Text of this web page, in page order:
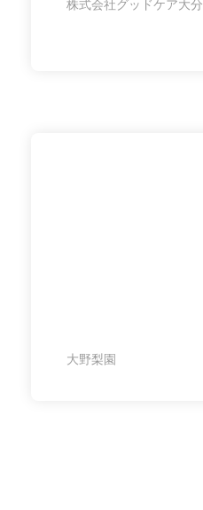
株式会社グッドケア大分
大野梨園